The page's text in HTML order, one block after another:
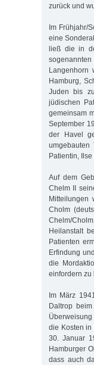
zurück und
Im Frühjahr/
eine
ließ die in
Langenhorn
Hamburg,
Juden bis
jüdischen
gemeinsam
September
der Havel
Patientin,
Auf dem
Chelm II
Mitteilungen
Cholm
Chelm/
Heilanstalt
Patienten
Erfindung
die
einfordern zu
Im März
Daltrop
die Kosten in
30. Januar
Hamburger
dass auch